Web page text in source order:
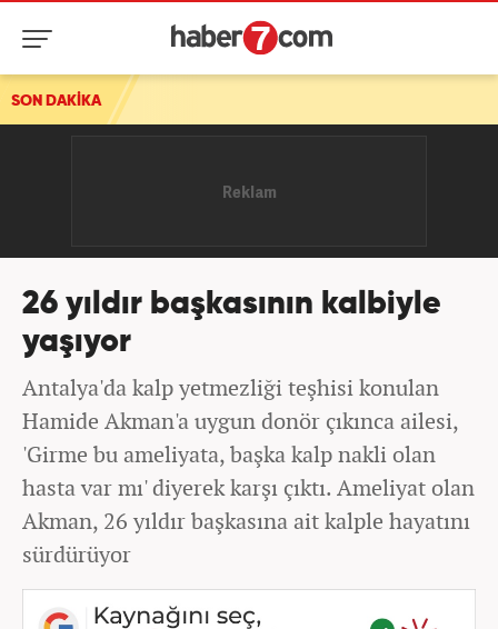
SON DAKİKA
26 yıldır başkasının kalbiyle
yaşıyor
Antalya'da kalp yetmezliği teşhisi konulan
Hamide Akman'a uygun donör çıkınca ailesi,
'Girme bu ameliyata, başka kalp nakli olan
hasta var mı' diyerek karşı çıktı. Ameliyat olan
Akman, 26 yıldır başkasına ait kalple hayatını
sürdürüyor